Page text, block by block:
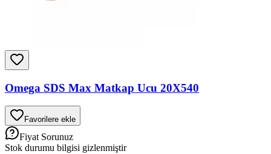
Omega SDS Max Matkap Ucu 20X540
Favorilere ekle
Fiyat Sorunuz
Stok durumu bilgisi gizlenmiştir